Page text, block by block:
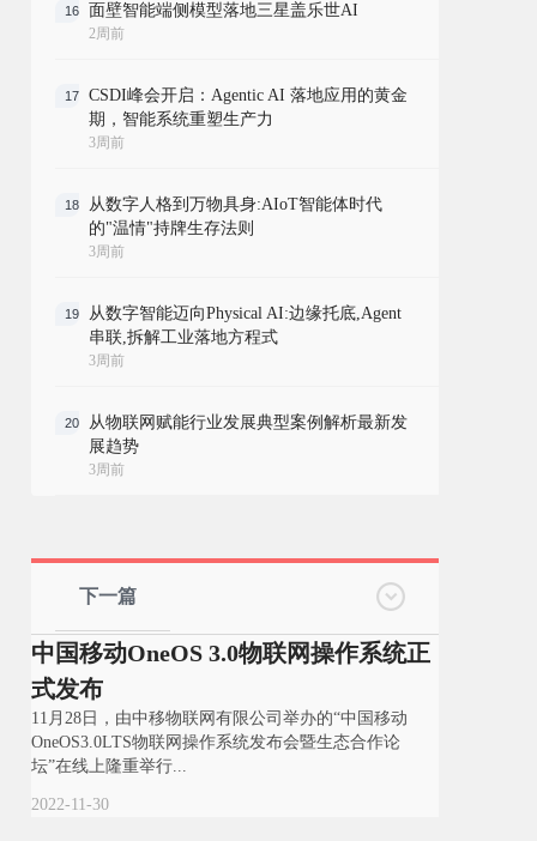
16 面壁智能端侧模型落地三星盖乐世AI
2周前
17
CSDI峰会开启：Agentic AI 落地应用的黄金
期，智能系统重塑生产力
3周前
18
从数字人格到万物具身:AIoT智能体时代
的"温情"持牌生存法则
3周前
19
从数字智能迈向Physical AI:边缘托底,Agent
串联,拆解工业落地方程式
3周前
20
从物联网赋能行业发展典型案例解析最新发
展趋势
3周前
下一篇
中国移动OneOS 3.0物联网操作系统正
式发布
11月28日，由中移物联网有限公司举办的“中国移动
OneOS3.0LTS物联网操作系统发布会暨生态合作论
坛”在线上隆重举行...
2022-11-30